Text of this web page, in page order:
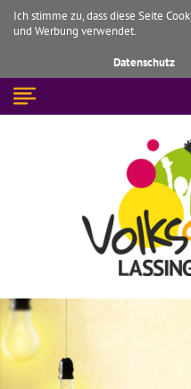
Ich stimme zu, dass diese Seite
und Werbung verwendet.
Datenschutz
☰